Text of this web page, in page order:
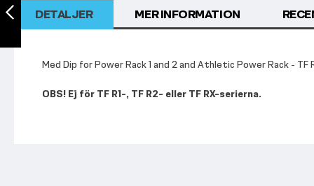
och Half rack HG
DETALJER
Med Dip for Power Rack 1 and 2 and Athletic Power Rack -
OBS! Ej för TF R1-, TF R2- eller TF RX-serierna.
MER INFORMATION